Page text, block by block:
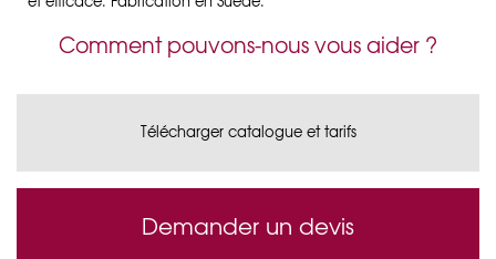
Comment pouvons-nous vous aider ?
Télécharger catalogue et tarifs
Demander un devis